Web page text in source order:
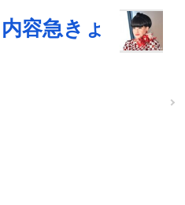
容急きょ